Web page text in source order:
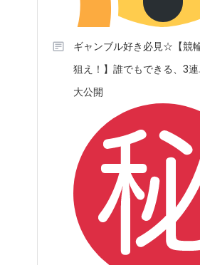
ギャンブル好き必見☆【競
狙え！】誰でもできる、3
大公開